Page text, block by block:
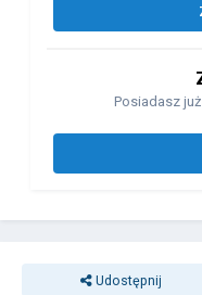
Posiadasz
Udostępnij